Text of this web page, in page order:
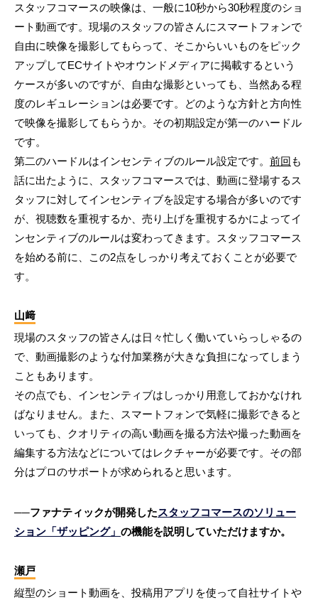
スタッフコマースの映像は、一般に10秒から30秒程度のショ
ート動画です。現場のスタッフの皆さんにスマートフォンで
自由に映像を撮影してもらって、そこからいいものをピック
アップしてECサイトやオウンドメディアに掲載するという
ケースが多いのですが、自由な撮影といっても、当然ある程
度のレギュレーションは必要です。どのような方針と方向性
で映像を撮影してもらうか。その初期設定が第一のハードル
です。
第二のハードルはインセンティブのルール設定です。 前回も
話に出たように、スタッフコマースでは、動画に登場するス
タッフに対してインセンティブを設定する場合が多いのです
が、視聴数を重視するか、売り上げを重視するかによってイ
ンセンティブのルールは変わってきます。スタッフコマース
を始める前に、この2点をしっかり考えておくことが必要で
す。
山﨑
現場のスタッフの皆さんは日々忙しく働いていらっしゃるの
で、動画撮影のような付加業務が大きな負担になってしまう
こともあります。
その点でも、インセンティブはしっかり用意しておかなけれ
ばなりません。また、スマートフォンで気軽に撮影できると
いっても、クオリティの高い動画を撮る方法や撮った動画を
編集する方法などについてはレクチャーが必要です。その部
分はプロのサポートが求められると思います。
──ファナティックが開発したスタッフコマースのソリュー
ション「ザッピング」 の機能を説明していただけますか。
瀬戸
縦型のショート動画を、投稿用アプリを使って自社サイトや